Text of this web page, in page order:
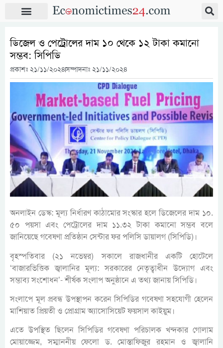
ডিজেল ও পেট্রোলের দাম ১০ থেকে ১২ টাকা কমানো
সম্ভব: সিপিডি
প্রকাশঃ ২১/১১/২০২৪সম্পাদনাঃ ২১/১১/২০২৪
অনলাইন ডেস্ক: মূল্য নির্ধারণ কাঠামোর সংস্কার হলে ডিজেলের দাম ১০.
৫০ পয়সা এবং পেট্রোলের দাম ১১.৩২ টাকা কমানো সম্ভব বলে
জানিয়েছে গবেষণা প্রতিষ্ঠান সেন্টার ফর পলিসি ডায়ালগ (সিপিডি)।
বৃহস্পতিবার (২১ নভেম্বর) সকালে রাজধানীর একটি হোটেলে
‘বাজারভিত্তিক জ্বালানির মূল্য: সরকারের নেতৃত্বাধীন উদ্যোগ এবং
সম্ভাব্য সংশোধন’- শীর্ষক সংলাপ অনুষ্ঠানে এ তথ্য জানায় সিপিডি।
সংলাপে মূল প্রবন্ধ উপস্থাপন করেন সিপিডির গবেষণা সহযোগী হেলেন
মাশিয়াত প্রিয়তী ও প্রোগ্রাম অ্যাসোসিয়েট ফয়সাল কাইয়ুম।
এতে উপস্থিত ছিলেন সিপিডির গবেষণা পরিচালক খন্দকার গোলাম
মোয়াজ্জেম, সম্মাননীয় ফেলো ড. মোস্তাফিজুর রহমান ও জ্বালানি